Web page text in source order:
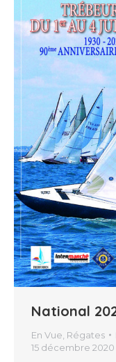
National
En Vue, Régates
15 décembre 2020